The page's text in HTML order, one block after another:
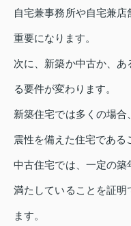
自宅兼事務所や自宅兼
重要になります。
次に、新築か中古か、
る要件が変わります。
新築住宅では多くの場
震性を備えた住宅である
中古住宅では、一定の
満たしていることを証明
ます。